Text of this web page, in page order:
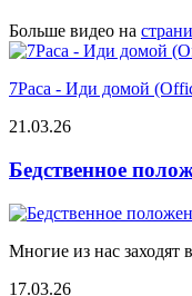
Больше видео на
7Раса - Иди домой
21.03.26
Бедственное
Многие из нас заходят
17.03.26